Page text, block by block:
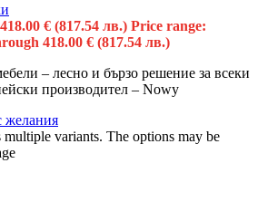
418.00 € (817.54 лв.) Price range:
418.00 € (817.54 лв.)
– лесно и бързо решение за всеки
производител – Nowy
желания
multiple variants. The options may be